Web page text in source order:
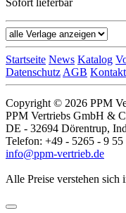
Sofort lieferbar
Startseite News Katalog
Datenschutz AGB Kontakt
Copyright © 2026 PPM
PPM Vertriebs GmbH &
DE - 32694 Dörentrup,
Telefon: +49 - 5265 - 9
info@ppm-vertrieb.de
Alle Preise verstehen sich